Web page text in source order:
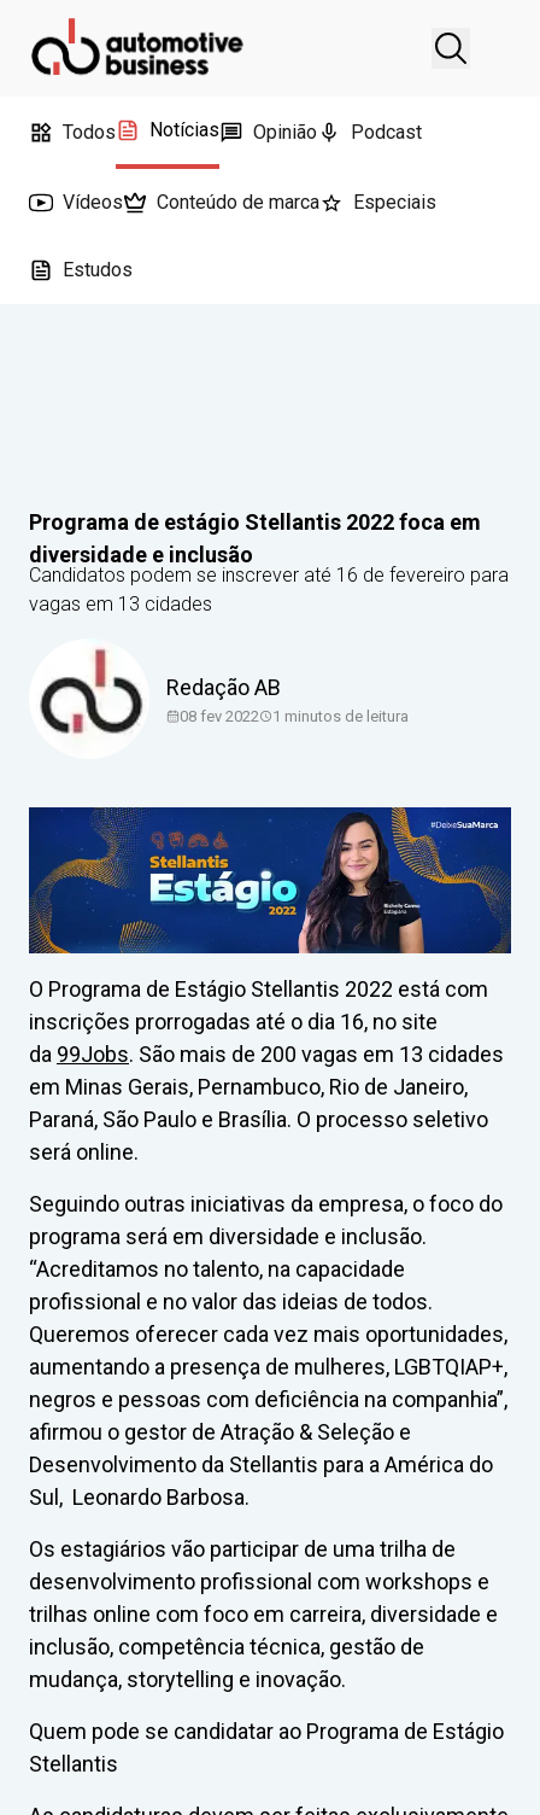
Todos Notícias Opinião Podcast
Vídeos Conteúdo de marca Especiais
Estudos
Programa de estágio Stellantis 2022 foca em
diversidade e inclusão
Candidatos podem se inscrever até 16 de fevereiro para
vagas em 13 cidades
Redação AB
08 fev 2022 1 minutos de leitura
O Programa de Estágio Stellantis 2022 está com
inscrições prorrogadas até o dia 16, no site
da 99Jobs. São mais de 200 vagas em 13 cidades
em Minas Gerais, Pernambuco, Rio de Janeiro,
Paraná, São Paulo e Brasília. O processo seletivo
será online.
Seguindo outras iniciativas da empresa, o foco do
programa será em diversidade e inclusão.
“Acreditamos no talento, na capacidade
profissional e no valor das ideias de todos.
Queremos oferecer cada vez mais oportunidades,
aumentando a presença de mulheres, LGBTQIAP+,
negros e pessoas com deficiência na companhia”,
afirmou o gestor de Atração & Seleção e
Desenvolvimento da Stellantis para a América do
Sul, Leonardo Barbosa.
Os estagiários vão participar de uma trilha de
desenvolvimento profissional com workshops e
trilhas online com foco em carreira, diversidade e
inclusão, competência técnica, gestão de
mudança, storytelling e inovação.
Quem pode se candidatar ao Programa de Estágio
Stellantis